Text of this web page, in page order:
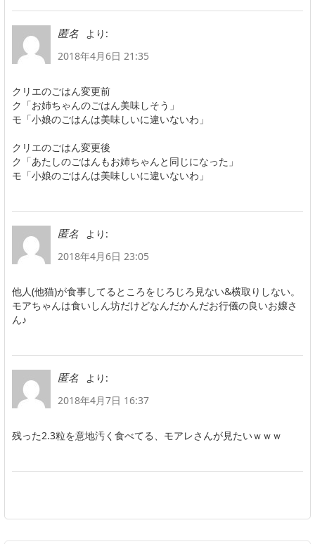
匿名
より:
2018年4月6日 21:35
クリエのごはん変更前
ク「お姉ちゃんのごはん美味しそう」
モ「小娘のごはんは美味しいに違いないわ」
クリエのごはん変更後
ク「あたしのごはんもお姉ちゃんと同じになった」
モ「小娘のごはんは美味しいに違いないわ」
匿名
より:
2018年4月6日 23:05
他人(他猫)が食事してるところをじろじろ見ない&横取りしない。
モアちゃんは食いしん坊だけどなんだかんだお行儀の良いお嬢さ
ん♪
匿名
より:
2018年4月7日 16:37
残った2.3粒を意地汚く食べてる、モアレさんが見たいｗｗｗ